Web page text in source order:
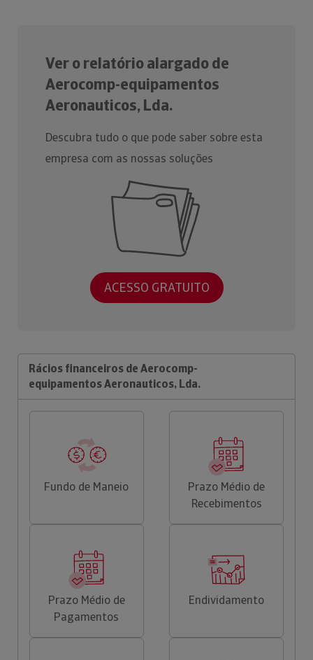
Ver o relatório alargado de
Aerocomp-equipamentos
Aeronauticos, Lda.
Descubra tudo o que pode saber sobre esta
empresa com as nossas soluções
ACESSO GRATUITO
Rácios financeiros de Aerocomp-
equipamentos Aeronauticos, Lda.
Fundo de Maneio
Prazo Médio de
Recebimentos
Prazo Médio de
Pagamentos
Endividamento